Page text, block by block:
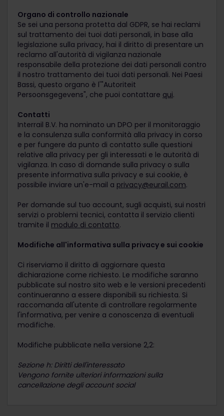
Organo di controllo nazionale
Se sei una persona protetta dal GDPR, se hai reclami
sul trattamento dei tuoi dati personali, in base alla
legislazione sulla privacy, hai il diritto di presentare un
reclamo all'autorità di vigilanza nazionale
responsabile della protezione dei dati personali contro
il nostro trattamento dei tuoi dati personali. Nei Paesi
Bassi, questo organo è l'"Autoriteit
Persoonsgegevens", che puoi contattare qui.
Contatti
Interrail B.V. ha nominato un DPO per il monitoraggio
e la consulenza sulla conformità alla privacy in corso
e per fungere da punto di contatto sulle questioni
relative alla privacy per gli interessati e le autorità di
vigilanza. In caso di domande sulla privacy o sulla
presente informativa sulla privacy e sui cookie, è
possibile inviare un'e-mail a privacy@eurail.com.
Per domande sul tuo account, sugli acquisti, sui nostri
servizi o problemi tecnici, contatta il servizio clienti
tramite il modulo di contatto.
Modifiche all'informativa sulla privacy e sui cookie
Ci riserviamo il diritto di aggiornare questa
dichiarazione come richiesto. Le modifiche saranno
pubblicate sul nostro sito web e le versioni precedenti
continueranno a essere disponibili su richiesta. Si
raccomanda all'utente di controllare regolarmente
l'informativa, per venire a conoscenza di eventuali
modifiche.
Modifiche pubblicate nella versione 2,2:
Sezione h: Diritti dell'interessato
Vengono fornite ulteriori informazioni sulla
cancellazione degli account social